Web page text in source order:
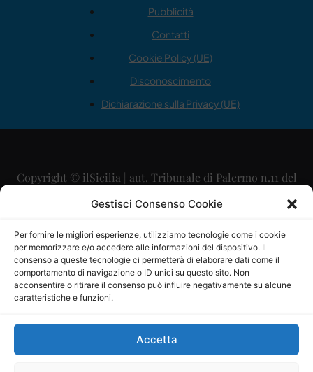
Gestisci Consenso Cookie
Per fornire le migliori esperienze, utilizziamo tecnologie come i cookie
per memorizzare e/o accedere alle informazioni del dispositivo. Il
consenso a queste tecnologie ci permetterà di elaborare dati come il
comportamento di navigazione o ID unici su questo sito. Non
acconsentire o ritirare il consenso può influire negativamente su alcune
caratteristiche e funzioni.
Accetta
Pubblicità
Contatti
Cookie Policy (UE)
Disconoscimento
Dichiarazione sulla Privacy (UE)
Copyright © ilSicilia | aut. Tribunale di Palermo n.11 del
29/09/2015
Direttore Editoriale: Maurizio Scaglione
Direttore Responsabile: Maria Calabrese
P.IVA: 06334930820
Mercurio Comunicazione Società Cooperativa a r.l. è